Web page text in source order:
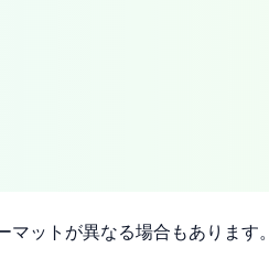
ットが異なる場合もあります。